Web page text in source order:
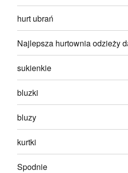
hurt ubrań
Najlepsza hurtownia odzieży
sukienkie
bluzki
bluzy
kurtki
Spodnie